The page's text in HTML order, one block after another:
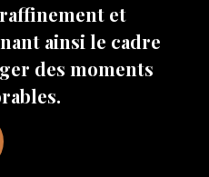
et
ainsi le cadre
des moments